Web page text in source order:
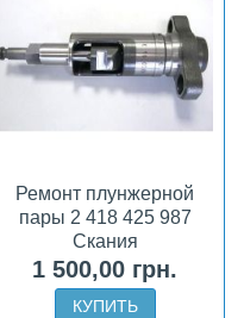
Ремонт плунжерной
пары 2 418 425 987
Скания
1 500,00 грн.
КУПИТЬ